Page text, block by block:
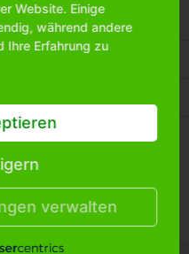
AGB Impressum
Website. Einige
während andere
Ihre Erfahrung zu
verwalten